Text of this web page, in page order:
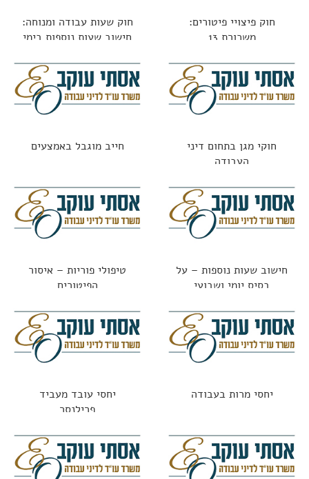
חוק פיצויי פיטורים:
משכורת 13
חוק שעות עבודה ומנוחה:
חישוב שעות נוספות בימי
חוקי מגן בתחום דיני
העבודה
חייב מוגבל באמצעים
חישוב שעות נוספות – על
בסיס יומי ושבועי
טיפולי פוריות – איסור
הפיטורים
יחסי מרות בעבודה
יחסי עובד מעביד
פרילנסר